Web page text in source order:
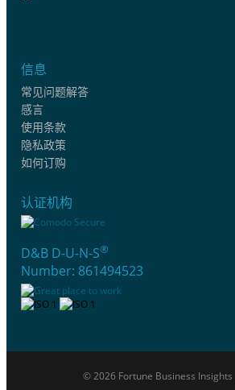
信息
常见问题解答
感言
使用条款
隐私政策
如何订购
认证机构
D&B D-U-N-S®
Number: 861494523
© 2026 Fortune Business Insights